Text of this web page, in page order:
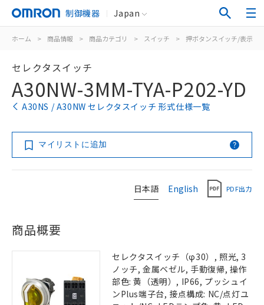
制御機器 Japan
ホーム > 商品情報 > 商品カテゴリ > スイッチ > 押ボタンスイッチ/表示灯
セレクタスイッチ
A30NW-3MM-TYA-P202-YD
A30NS / A30NW セレクタスイッチ 形式仕様一覧
マイリストに追加
日本語 English PDF出力
商品概要
セレクタスイッチ（φ30）, 照光, 3
ノッチ, 金属ベゼル, 手動復帰, 操作
部色: 黄（透明）, IP66, プッシュイ
ンPlus端子台, 接点構成: NC/点灯ユ